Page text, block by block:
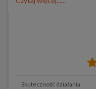
Skuteczność działania